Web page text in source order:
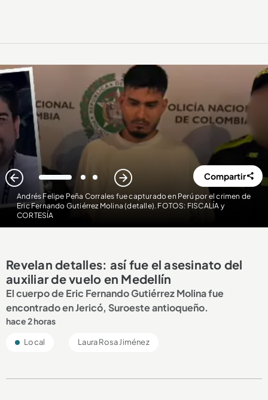
Andrés Felipe Peña Corrales fue capturado en Perú por el crimen de
Eric Fernando Gutiérrez Molina (detalle). FOTOS: FISCALÍA y
CORTESÍA
1 2 3 Compartir
Revelan detalles: así fue el asesinato del
auxiliar de vuelo en Medellín
El cuerpo de Eric Fernando Gutiérrez Molina fue
encontrado en Jericó, Suroeste antioqueño.
hace 2 horas
Local Laura Rosa Jiménez